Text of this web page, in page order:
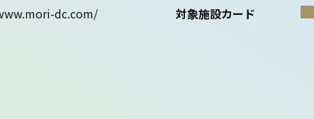
dc.com/ 対象施設カード